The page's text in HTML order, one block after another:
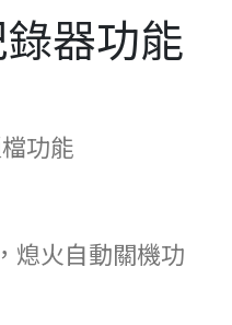
器功能
功能
熄火自動關機功